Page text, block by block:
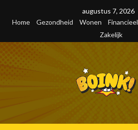
augustus 7, 2026
Home
Gezondheid Wonen Financieel
Zakelijk